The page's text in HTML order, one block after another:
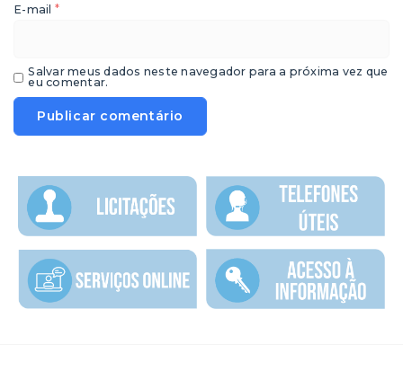
E-mail *
Salvar meus dados neste navegador para a próxima vez que
eu comentar.